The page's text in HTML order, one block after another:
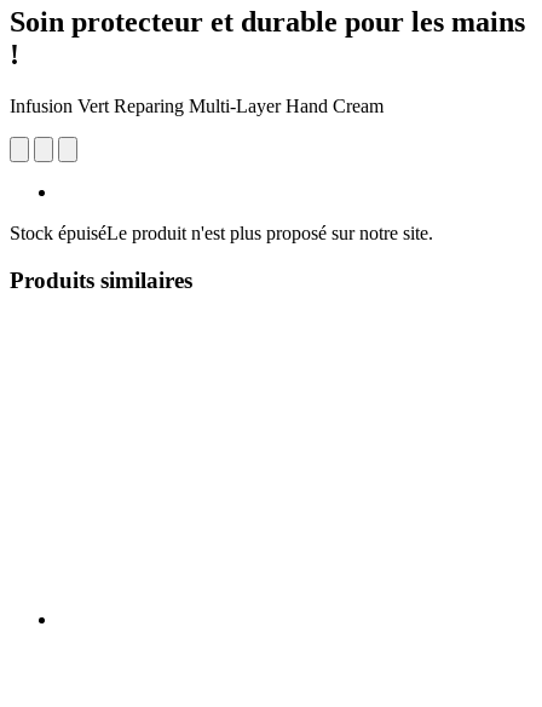
Soin protecteur et durable pour les mains
!
Infusion Vert Reparing Multi-Layer Hand Cream
Stock épuiséLe produit n'est plus proposé sur notre site.
Produits similaires